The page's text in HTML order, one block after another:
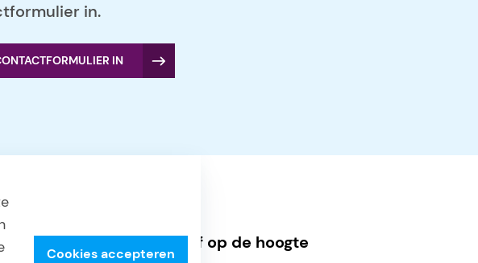
in.
IN
Blijf op de hoogte
Cookies accepteren